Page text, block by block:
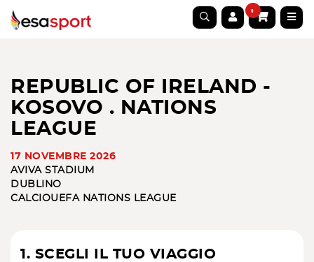
0
REPUBLIC OF IRELAND -
KOSOVO . NATIONS
LEAGUE
17 NOVEMBRE 2026
AVIVA STADIUM
DUBLINO
CALCIOUEFA NATIONS LEAGUE
1. SCEGLI IL TUO VIAGGIO